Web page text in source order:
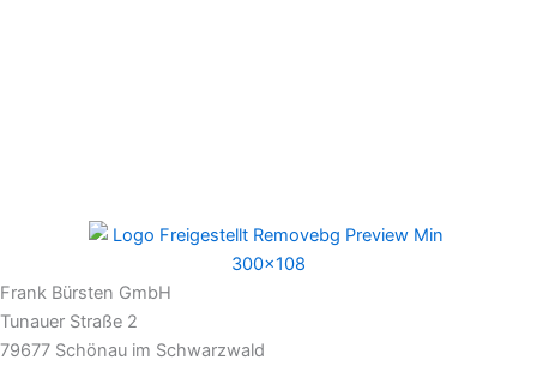
Frank Bürsten GmbH
Tunauer Straße 2
79677 Schönau im Schwarzwald